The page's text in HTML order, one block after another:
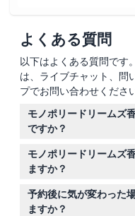
よくある質問
以下はよくある質問です
は、ライブチャット、問
プでお問い合わせくださ
モノポリードリームズ
ですか？
モノポリードリームズ
で営業しており、最終
あり。予約時にご確認
モノポリードリームズ
ますか？
はい、3歳未満の子供は
は子供料金が適用され
予約後に気が変わった
ますか？